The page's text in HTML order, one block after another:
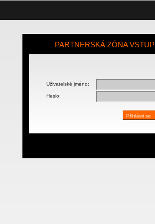
PARTNERSKÁ ZÓNA VSTUP
Uživatelské jméno:
Heslo: